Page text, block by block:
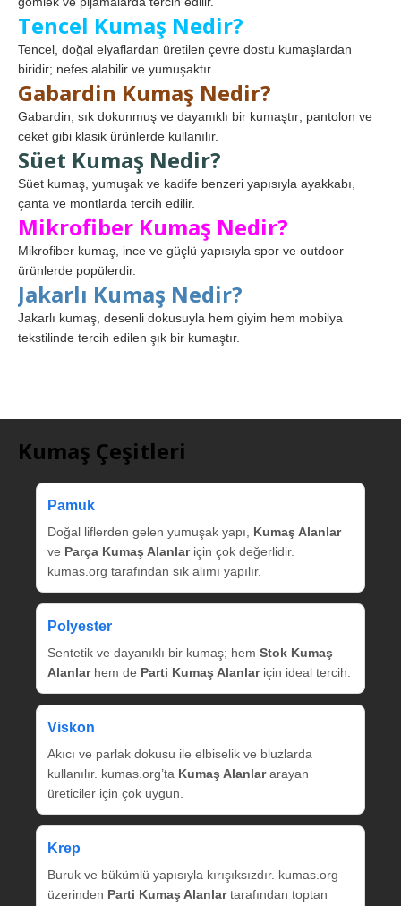
Tencel Kumaş Nedir?
Tencel, doğal elyaflardan üretilen çevre dostu kumaşlardan
biridir; nefes alabilir ve yumuşaktır.
Gabardin Kumaş Nedir?
Gabardin, sık dokunmuş ve dayanıklı bir kumaştır; pantolon ve
ceket gibi klasik ürünlerde kullanılır.
Süet Kumaş Nedir?
Süet kumaş, yumuşak ve kadife benzeri yapısıyla ayakkabı,
çanta ve montlarda tercih edilir.
Mikrofiber Kumaş Nedir?
Mikrofiber kumaş, ince ve güçlü yapısıyla spor ve outdoor
ürünlerde popülerdir.
Jakarlı Kumaş Nedir?
Jakarlı kumaş, desenli dokusuyla hem giyim hem mobilya
tekstilinde tercih edilen şık bir kumaştır.
Kumaş Çeşitleri
Pamuk
Doğal liflerden gelen yumuşak yapı, Kumaş Alanlar
ve Parça Kumaş Alanlariçin çok değerlidir.
kumas.org tarafından sık alımı yapılır.
Polyester
Sentetik ve dayanıklı bir kumaş; hem Stok Kumaş
Alanlarhem de Parti Kumaş Alanlariçin ideal tercih.
Viskon
Akıcı ve parlak dokusu ile elbiselik ve bluzlarda
kullanılır. kumas.org’ta Kumaş Alanlararayan
üreticiler için çok uygun.
Krep
Buruk ve bükümlü yapısıyla kırışıksızdır. kumas.org
üzerinden Parti Kumaş Alanlartarafından toptan